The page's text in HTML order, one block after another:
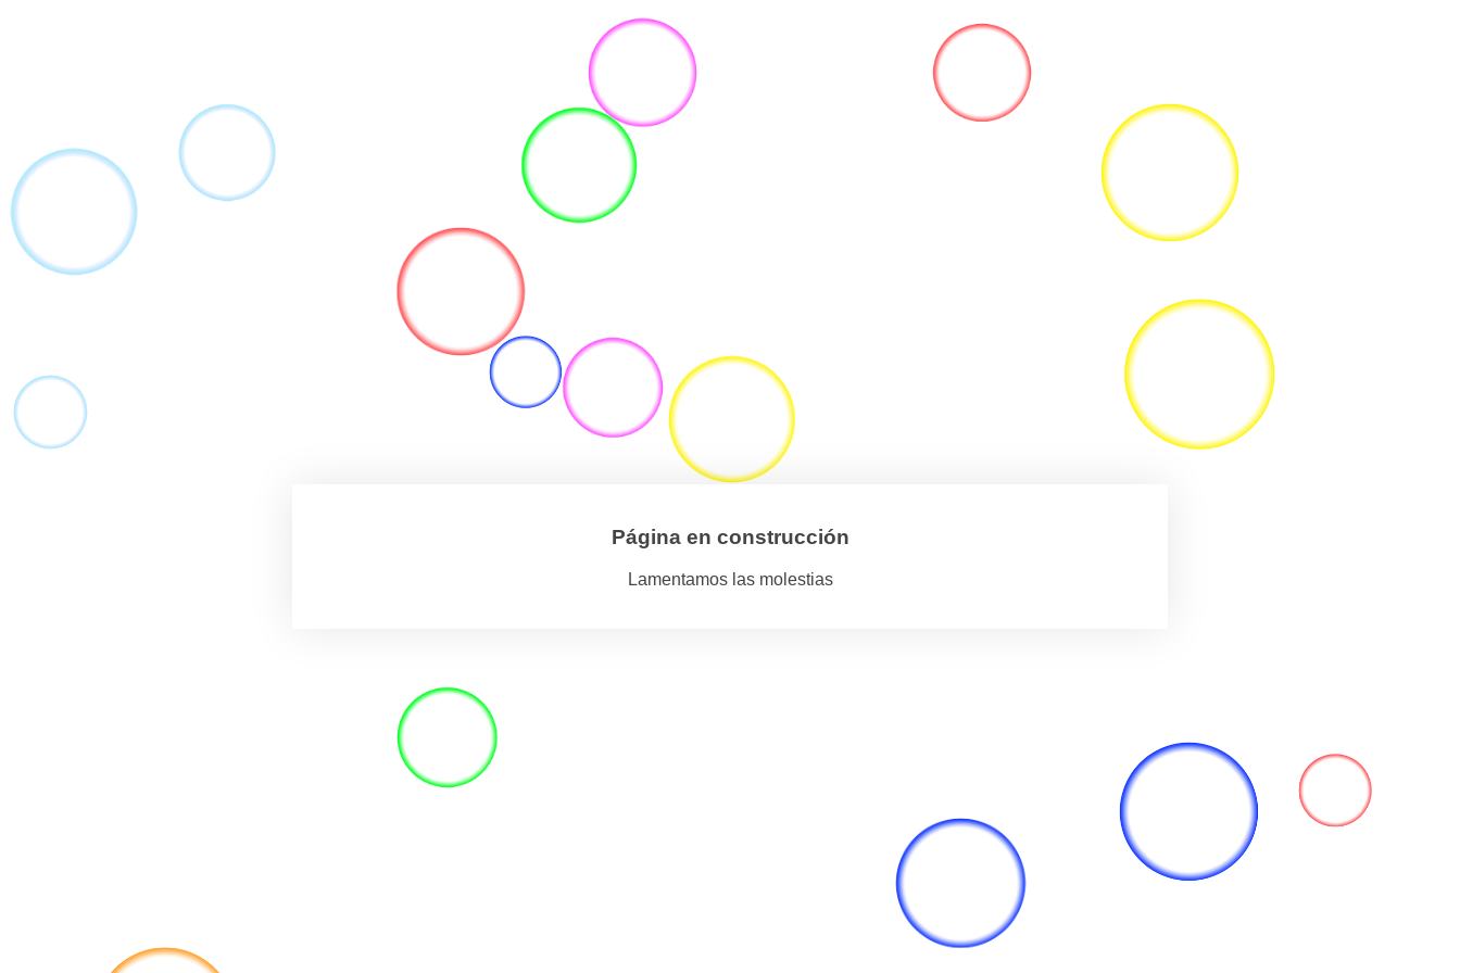
Página en construcción
Lamentamos las molestias